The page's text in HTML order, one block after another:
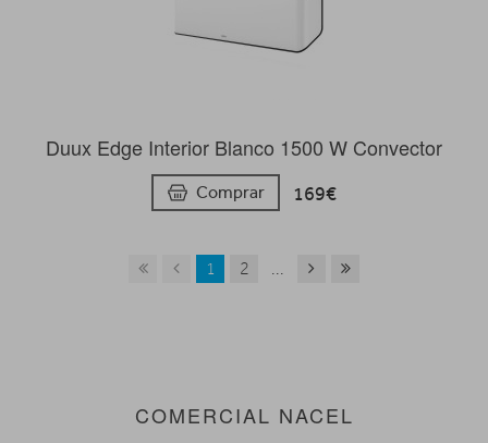
Duux Edge Interior Blanco 1500 W Convector
Comprar 169€
1 2 ...
COMERCIAL NACEL